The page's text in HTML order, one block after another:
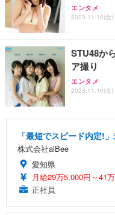
エンタメ
2023.11.10(金)
STU48か
ア撮り
エンタメ
2023.11.10(金)
「最短でスピード内定!
株式会社alBee
愛知県
月給29万5,000円～41
正社員